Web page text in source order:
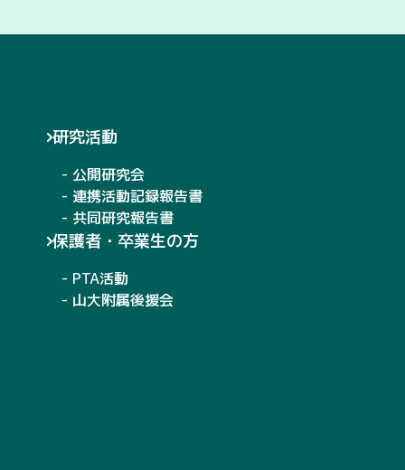
研究活動
- 公開研究会
- 連携活動記録報告書
- 共同研究報告書
保護者・卒業生の方
- PTA活動
- 山大附属後援会